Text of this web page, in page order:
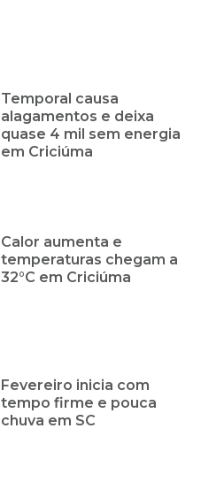
Temporal causa
alagamentos e deixa
quase 4 mil sem energia
em Criciúma
Calor aumenta e
temperaturas chegam a
32°C em Criciúma
Fevereiro inicia com
tempo firme e pouca
chuva em SC